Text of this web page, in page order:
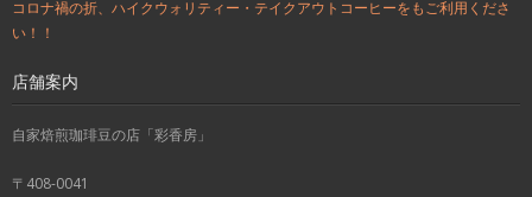
コロナ禍の折、ハイクウォリティー・テイクアウトコーヒーをもご利用くださ
い！！
店舗案内
自家焙煎珈琲豆の店「彩香房」
〒408-0041